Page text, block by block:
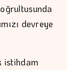
devreye
istihdam